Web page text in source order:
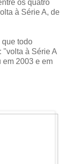
os quatro
à Série A, de
que todo
"volta à Série A
em 2003 e em